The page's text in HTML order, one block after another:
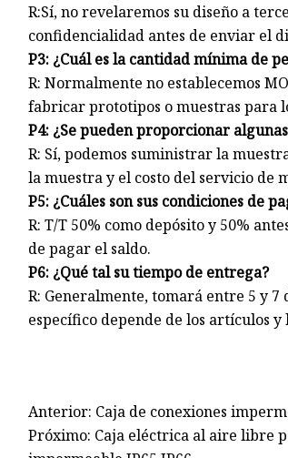
R:Sí, no revelaremos su diseño a
confidencialidad antes de enviar el
P3: ¿Cuál es la cantidad mínima de
R: Normalmente no establecemos
fabricar prototipos o muestras para
P4: ¿Se pueden proporcionar
R: Sí, podemos suministrar la
la muestra y el costo del servicio de
P5: ¿Cuáles son sus condiciones de
R: T/T 50% como depósito y 50%
de pagar el saldo.
P6: ¿Qué tal su tiempo de entrega?
R: Generalmente, tomará entre 5 y
específico depende de los artículos
Anterior: Caja de conexiones
Próximo: Caja eléctrica al aire libre